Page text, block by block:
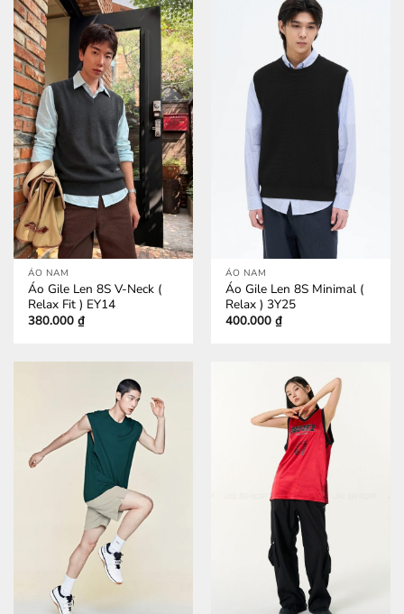
ÁO NAM
Áo Gile Len 8S V-Neck (
Relax Fit ) EY14
380.000₫
ÁO NAM
Áo Gile Len 8S Minimal (
Relax ) 3Y25
400.000₫